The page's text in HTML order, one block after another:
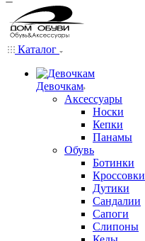
Каталог
Девочкам
Аксессуары
Носки
Кепки
Панамы
Обувь
Ботинки
Кроссовки
Дутики
Сандалии
Сапоги
Слипоны